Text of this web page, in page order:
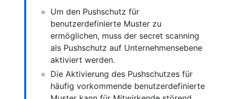
Um den Pushschutz für
benutzerdefinierte Muster zu
ermöglichen, muss der secret scanning
als Pushschutz auf Unternehmensebene
aktiviert werden.
Die Aktivierung des Pushschutzes für
häufig vorkommende benutzerdefinierte